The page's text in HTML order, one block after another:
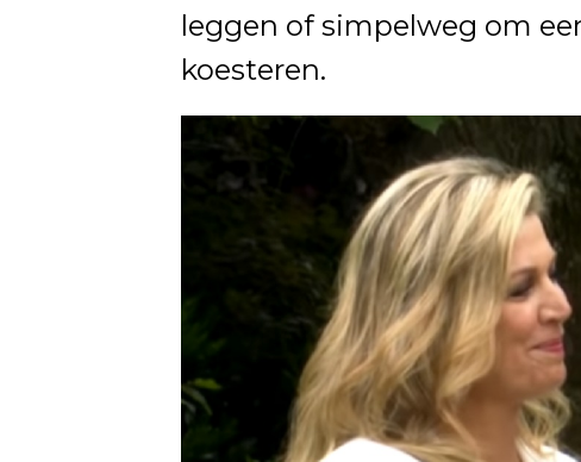
leggen of simpelweg om
koesteren.